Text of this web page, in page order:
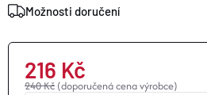
Možnosti doručení
240 Kč (doporučená cena výrobce)
216 Kč